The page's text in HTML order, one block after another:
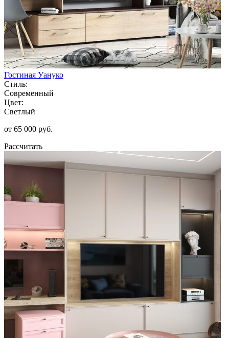
Гостиная Уануко
Стиль:
Современный
Цвет:
Светлый
от 65 000 руб.
Рассчитать